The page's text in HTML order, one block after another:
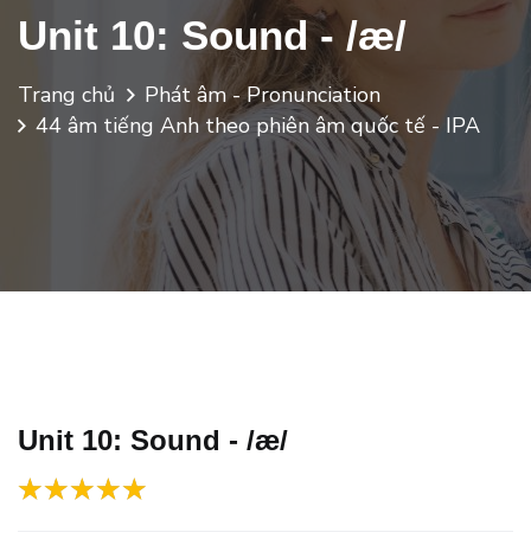
Unit 10: Sound - /æ/
Trang chủ
Phát âm - Pronunciation
44 âm tiếng Anh theo phiên âm quốc tế - IPA
Unit 10: Sound - /æ/